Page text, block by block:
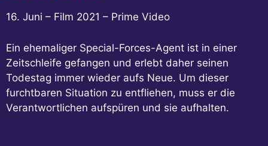
16. Juni – Film 2021 – Prime Video
Ein ehemaliger Special-Forces-Agent ist in einer
Zeitschleife gefangen und erlebt daher seinen
Todestag immer wieder aufs Neue. Um dieser
furchtbaren Situation zu entfliehen, muss er die
Verantwortlichen aufspüren und sie aufhalten.